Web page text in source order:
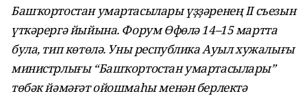
Башҡортостан умартасылары үҙҙәренең II съезын
үткәрергә йыйына. Форум Өфөлә 14–15 мартта
була, тип көтөлә. Уны республика Ауыл хужалығы
министрлығы “Башҡортостан умартасылары”
төбәк йәмәғәт ойошмаһы менән берлектә